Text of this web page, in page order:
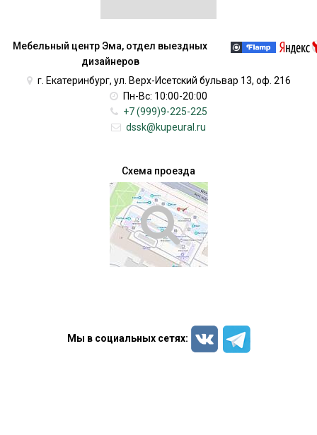
Мебельный центр Эма, отдел выездных
дизайнеров
г. Екатеринбург, ул. Верх-Исетский бульвар 13, оф. 216
Пн-Вс: 10:00-20:00
+7 (999)9-225-225
dssk@kupeural.ru
Схема проезда
Мы в социальных сетях: